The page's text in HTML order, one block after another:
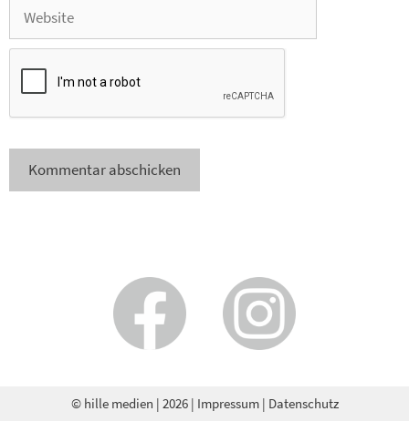
© hille medien | 2026 | Impressum| Datenschutz